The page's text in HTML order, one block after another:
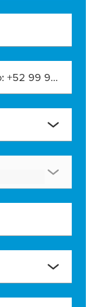
Teléfono [formato esperado: +52 99 99 99 9999]